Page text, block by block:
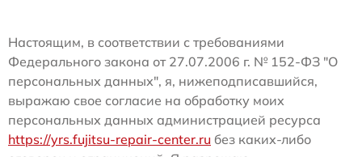
Настоящим, в соответствии с требованиями
Федерального закона от 27.07.2006 г. № 152-ФЗ "О
персональных данных", я, нижеподписавшийся,
выражаю свое согласие на обработку моих
персональных данных администрацией ресурса
https://yrs.fujitsu-repair-center.ru без каких-либо